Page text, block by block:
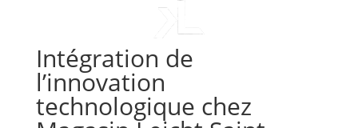
Intégration de
l’innovation
technologique chez